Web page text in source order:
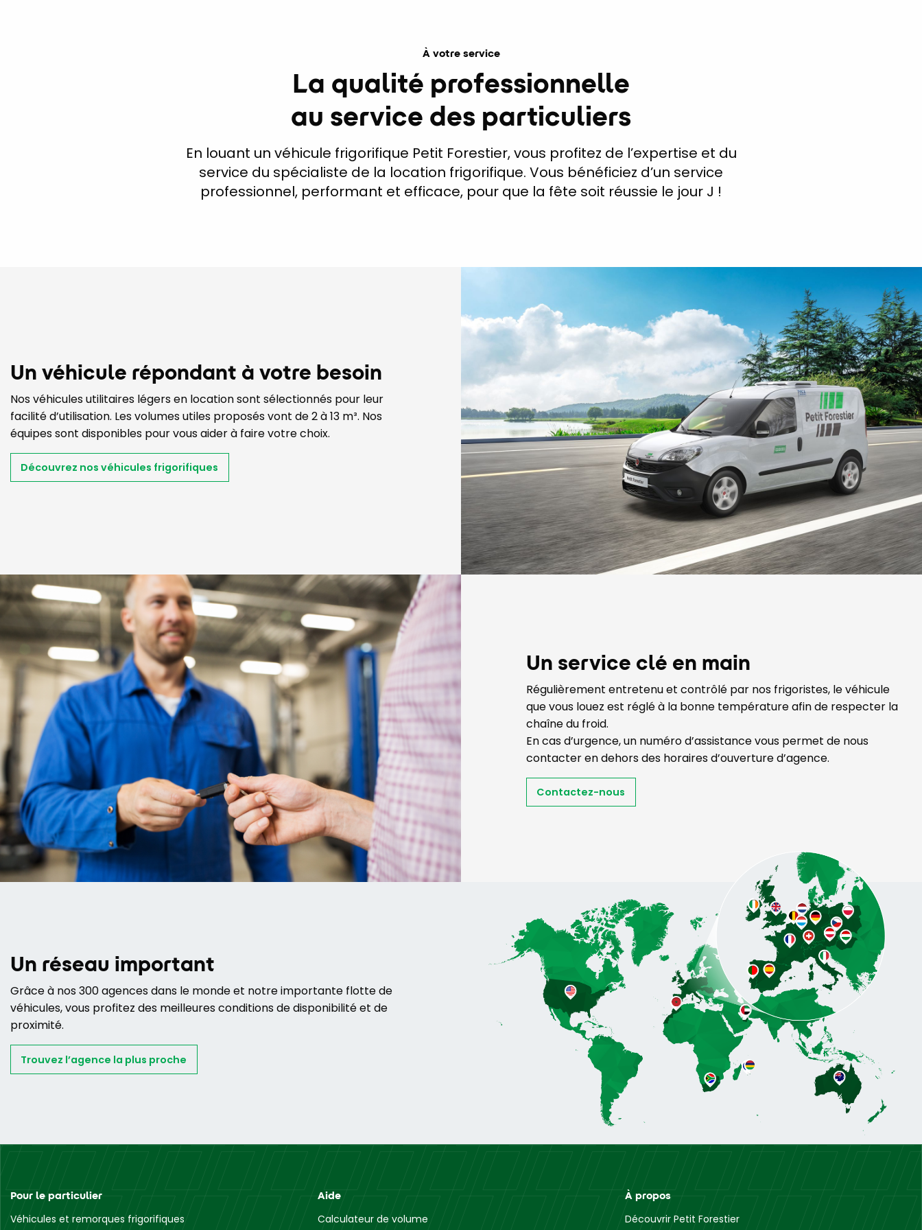
À votre service
La qualité professionnelle
au service des particuliers
En louant un véhicule frigorifique Petit Forestier, vous profitez de l’expertise et du
service du spécialiste de la location frigorifique. Vous bénéficiez d’un service
professionnel, performant et efficace, pour que la fête soit réussie le jour J !
Un véhicule répondant à votre besoin
Nos véhicules utilitaires légers en location sont sélectionnés pour leur
facilité d’utilisation. Les volumes utiles proposés vont de 2 à 13 m³. Nos
équipes sont disponibles pour vous aider à faire votre choix.
Découvrez nos véhicules frigorifiques
Un service clé en main
Régulièrement entretenu et contrôlé par nos frigoristes, le véhicule
que vous louez est réglé à la bonne température afin de respecter la
chaîne du froid.
En cas d’urgence, un numéro d’assistance vous permet de nous
contacter en dehors des horaires d’ouverture d’agence.
Contactez-nous
Un réseau important
Grâce à nos 300 agences dans le monde et notre importante flotte de
véhicules, vous profitez des meilleures conditions de disponibilité et de
proximité.
Trouvez l’agence la plus proche
Pour le particulier
Véhicules et remorques frigorifiques
Aide
Calculateur de volume
À propos
Découvrir Petit Forestier